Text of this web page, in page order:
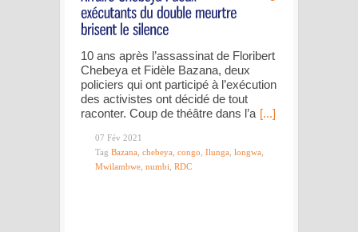
10 ans après l’assassinat de Floribert
Chebeya et Fidèle Bazana, deux
policiers qui ont participé à l’exécution
des activistes ont décidé de tout
raconter. Coup de théâtre dans l’a [...]
07 Fév 2021
Tag Bazana, chebeya, congo, Ilunga, longwa,
Mwilambwe, numbi, RDC